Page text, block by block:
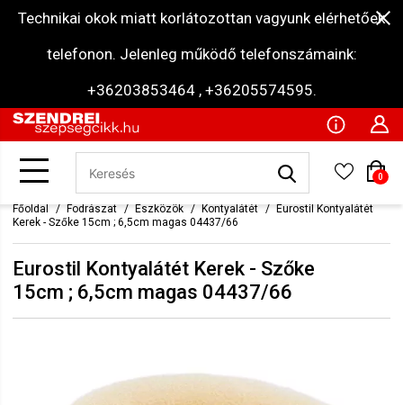
Technikai okok miatt korlátozottan vagyunk elérhetőek
telefonon. Jelenleg működő telefonszámaink:
+36203853464 , +36205574595.
0
Főoldal Fodrászat Eszközök Kontyalátét
Eurostil Kontyalátét
Kerek - Szőke 15cm ; 6,5cm magas 04437/66
Eurostil Kontyalátét Kerek - Szőke
15cm ; 6,5cm magas 04437/66